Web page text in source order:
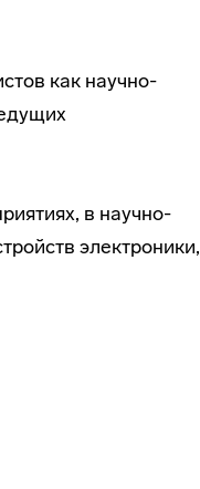
как научно-
в научно-
электроники,